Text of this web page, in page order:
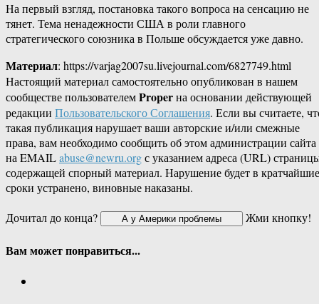
На первый взгляд, постановка такого вопроса на сенсацию не
тянет. Тема ненадежности США в роли главного
стратегического союзника в Польше обсуждается уже давно.
Материал: https://varjag2007su.livejournal.com/6827749.html
Настоящий материал самостоятельно опубликован в нашем
сообществе пользователемProperна основании действующей
редакции Пользовательского Соглашения. Если вы считаете,
такая публикация нарушает ваши авторские и/или смежные
права, вам необходимо сообщить об этом администрации сайта
на EMAILabuse@newru.orgс указанием адреса (URL)
содержащей спорный материал. Нарушение будет в кратчайшие
сроки устранено, виновные наказаны.
Дочитал до конца?
Жми кнопку!
Вам может понравиться...